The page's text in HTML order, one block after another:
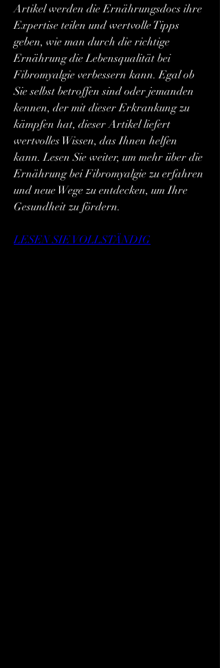
Artikel werden die Ernährungsdocs ihre
Expertise teilen und wertvolle Tipps
geben, wie man durch die richtige
Ernährung die Lebensqualität bei
Fibromyalgie verbessern kann. Egal ob
Sie selbst betroffen sind oder jemanden
kennen, der mit dieser Erkrankung zu
kämpfen hat, dieser Artikel liefert
wertvolles Wissen, das Ihnen helfen
kann. Lesen Sie weiter, um mehr über die
Ernährung bei Fibromyalgie zu erfahren
und neue Wege zu entdecken, um Ihre
Gesundheit zu fördern.
LESEN SIE VOLLSTÄNDIG